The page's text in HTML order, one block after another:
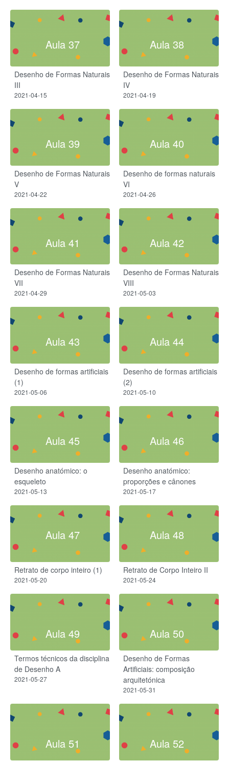
Aula 37
Desenho de Formas Naturais
III
2021-04-15
Aula 38
Desenho de Formas Naturais
IV
2021-04-19
Aula 39
Desenho de Formas Naturais
V
2021-04-22
Aula 40
Desenho de formas naturais
VI
2021-04-26
Aula 41
Desenho de Formas Naturais
VII
2021-04-29
Aula 42
Desenho de Formas Naturais
VIII
2021-05-03
Aula 43
Desenho de formas artificiais
(1)
2021-05-06
Aula 44
Desenho de formas artificiais
(2)
2021-05-10
Aula 45
Desenho anatómico: o
esqueleto
2021-05-13
Aula 46
Desenho anatómico:
proporções e cânones
2021-05-17
Aula 47
Retrato de corpo inteiro (1)
2021-05-20
Aula 48
Retrato de Corpo Inteiro II
2021-05-24
Aula 49
Termos técnicos da disciplina
de Desenho A
2021-05-27
Aula 50
Desenho de Formas
Artificiais: composição
arquitetónica
2021-05-31
Aula 51 Aula 52